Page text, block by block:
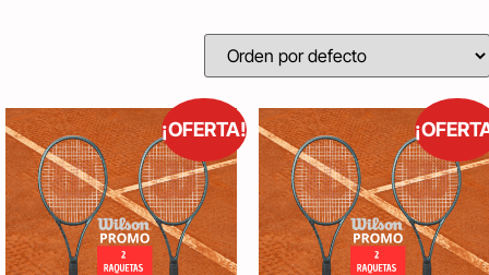
¡OFERTA!